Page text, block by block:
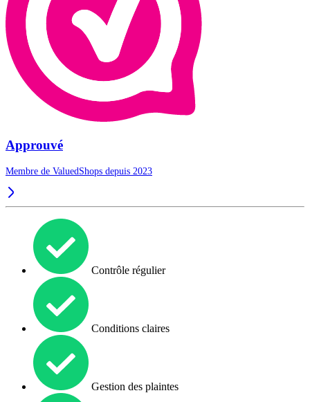
Approuvé
Membre de ValuedShops depuis 2023
Contrôle régulier
Conditions claires
Gestion des plaintes